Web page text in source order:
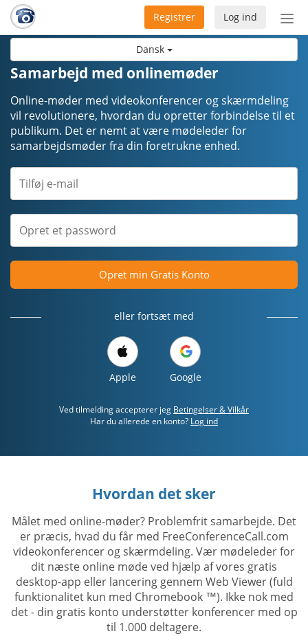
Dansk
Slå
Log ind
Registrer
Samarbejd med onlinemøder
Online-møder med videokonferencer og skærmdeling
vil revolutionere, hvordan du opretter forbindelse til et
publikum. Det er nemt at være mødeleder for
samarbejdsmøder fra din foretrukne enhed.
Opret min Gratis Konto
eller fortsæt med
Apple Google
Ved tilmelding accepterer jeg Betingelser & Vilkår
Har du allerede en konto? Log ind
Hvordan det sker
Målet med online-møder? Problemfrit samarbejde. Det
er præcis, hvad du får med FreeConferenceCall.com
videokonferencer og skærmdeling. Vær mødeleder for
dit næste online møde ved hjælp af vores gratis
desktop-app eller lancering gennem Web Viewer (fuld
funktionalitet kun med Chromebook ™). Ikke nok med
det - din gratis konto understøtter konferencer med op
til 1.000 deltagere.